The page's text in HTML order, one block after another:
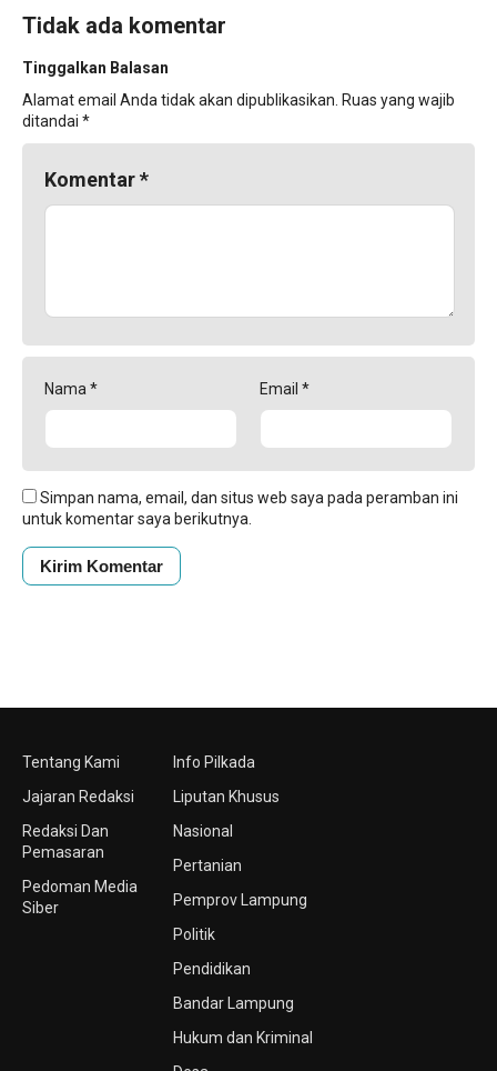
Tidak ada komentar
Tinggalkan Balasan
Alamat email Anda tidak akan dipublikasikan. Ruas yang wajib
ditandai *
Komentar*
Nama * Email *
Simpan nama, email, dan situs web saya pada peramban ini
untuk komentar saya berikutnya.
Tentang Kami
Jajaran Redaksi
Redaksi Dan
Pemasaran
Pedoman Media
Siber
Info Pilkada
Liputan Khusus
Nasional
Pertanian
Pemprov Lampung
Politik
Pendidikan
Bandar Lampung
Hukum dan Kriminal